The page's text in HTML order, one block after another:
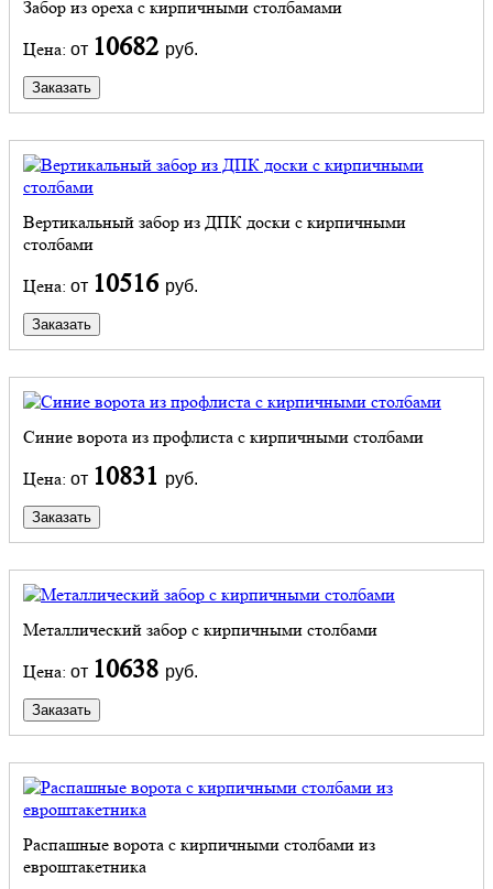
Забор из ореха с кирпичными столбамами
Цена: от 10682 руб.
Заказать
Вертикальный забор из ДПК доски с кирпичными
столбами
Цена: от 10516 руб.
Заказать
Синие ворота из профлиста с кирпичными столбами
Цена: от 10831 руб.
Заказать
Металлический забор с кирпичными столбами
Цена: от 10638 руб.
Заказать
Распашные ворота с кирпичными столбами из
евроштакетника